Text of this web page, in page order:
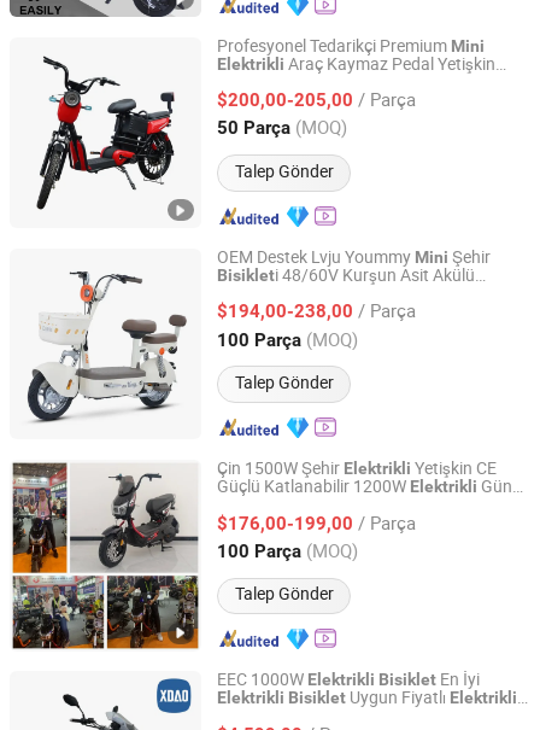
Profesyonel Tedarikçi Premium Mini
Elektrikli Araç Kaymaz Pedal Yetişkin
BisikletGüvenli Sürüş İçin
$200,00-205,00 / Parça
50 Parça (MOQ)
Talep Gönder
Shandong Liwang New Energy Co., Ltd.
Shandong, China Fiyat 2026
OEM Destek Lvju Yoummy Mini Şehir
Bisikleti 48/60V Kurşun Asit Akülü
$194,00-238,00 / Parça
100 Parça (MOQ)
Talep Gönder
ZHEJIANG LVJU VEHICLE INDUSTRY CO., LTD.
Zhejiang, China Fiyat 2024
Çin 1500W Şehir Elektrikli Yetişkin CE
Güçlü Katlanabilir 1200W Elektrikli Güneş
MiniYarış Motosikleti
$176,00-199,00 / Parça
100 Parça (MOQ)
Talep Gönder
Xingtai Huolingniao Electric Bicycle Co., Ltd.
Hebei, China Fiyat 2024
EEC 1000W Elektrikli Bisiklet En İyi
Elektrikli Bisiklet Uygun Fiyatlı Elektrikli
Xiaodao Electric Vehicle Co., Ltd.